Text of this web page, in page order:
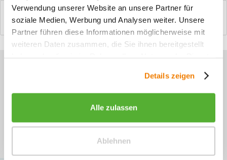
Verwendung unserer Website an unsere Partner für
soziale Medien, Werbung und Analysen weiter. Unsere
Partner führen diese Informationen möglicherweise mit
weiteren Daten zusammen, die Sie ihnen bereitgestellt
Details zeigen
Alle zulassen
Ablehnen
Bewertungen
0
Bewertungen lesen, schreiben und diskutieren...mehr
Sie haben Fragen zu unseren
+49 (0)4244 965 34 04
Mo - Do, 09:00 - 16:00 Uhr
und Fr, 09:00 - 13:00 Uhr